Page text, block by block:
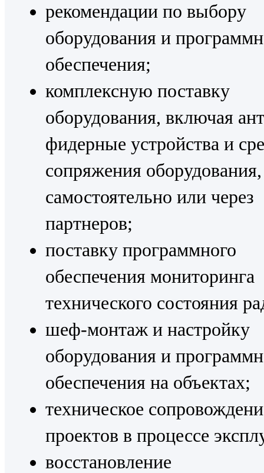
рекомендации по выбору
оборудования и
обеспечения;
комплексную поставку
оборудования, включая
фидерные устройства и
сопряжения оборудования,
самостоятельно или через
партнеров;
поставку программного
обеспечения мониторинга
технического состояния
шеф-монтаж и настройку
оборудования и
обеспечения на объектах;
техническое
проектов в процессе
восстановление